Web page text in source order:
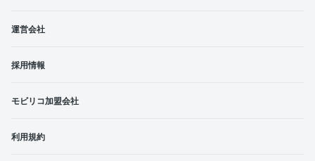
運営会社
採用情報
モビリコ加盟会社
利用規約